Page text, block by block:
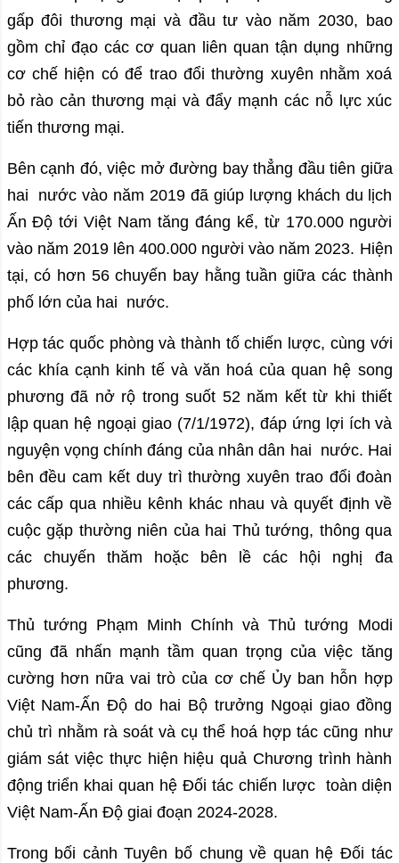
gấp đôi thương mại và đầu tư vào năm 2030, bao
gồm chỉ đạo các cơ quan liên quan tận dụng những
cơ chế hiện có để trao đổi thường xuyên nhằm xoá
bỏ rào cản thương mại và đẩy mạnh các nỗ lực xúc
tiến thương mại.
Bên cạnh đó, việc mở đường bay thẳng đầu tiên giữa
hai nước vào năm 2019 đã giúp lượng khách du lịch
Ấn Độ tới Việt Nam tăng đáng kể, từ 170.000 người
vào năm 2019 lên 400.000 người vào năm 2023. Hiện
tại, có hơn 56 chuyến bay hằng tuần giữa các thành
phố lớn của hai nước.
Hợp tác quốc phòng và thành tố chiến lược, cùng với
các khía cạnh kinh tế và văn hoá của quan hệ song
phương đã nở rộ trong suốt 52 năm kết từ khi thiết
lập quan hệ ngoại giao (7/1/1972), đáp ứng lợi ích và
nguyện vọng chính đáng của nhân dân hai nước. Hai
bên đều cam kết duy trì thường xuyên trao đổi đoàn
các cấp qua nhiều kênh khác nhau và quyết định về
cuộc gặp thường niên của hai Thủ tướng, thông qua
các chuyến thăm hoặc bên lề các hội nghị đa
phương.
Thủ tướng Phạm Minh Chính và Thủ tướng Modi
cũng đã nhấn mạnh tầm quan trọng của việc tăng
cường hơn nữa vai trò của cơ chế Ủy ban hỗn hợp
Việt Nam-Ấn Độ do hai Bộ trưởng Ngoại giao đồng
chủ trì nhằm rà soát và cụ thể hoá hợp tác cũng như
giám sát việc thực hiện hiệu quả Chương trình hành
động triển khai quan hệ Đối tác chiến lược toàn diện
Việt Nam-Ấn Độ giai đoạn 2024-2028.
Trong bối cảnh Tuyên bố chung về quan hệ Đối tác